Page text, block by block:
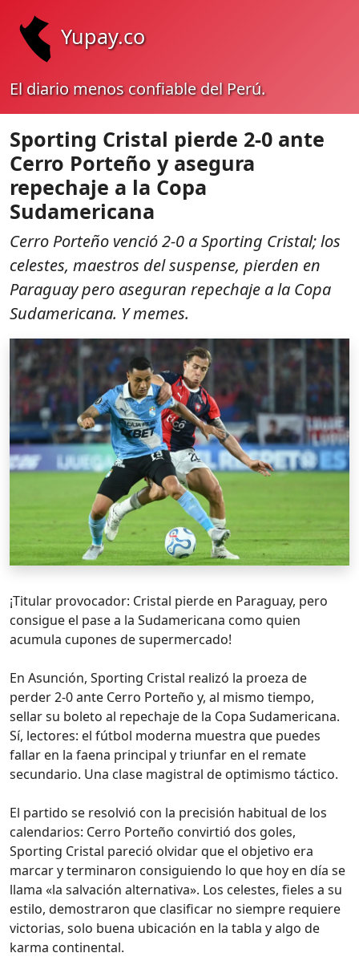
Yupay.co
El diario menos confiable del Perú.
Sporting Cristal pierde 2-0 ante
Cerro Porteño y asegura
repechaje a la Copa
Sudamericana
Cerro Porteño venció 2-0 a Sporting Cristal; los
celestes, maestros del suspense, pierden en
Paraguay pero aseguran repechaje a la Copa
Sudamericana. Y memes.
¡Titular provocador: Cristal pierde en Paraguay, pero
consigue el pase a la Sudamericana como quien
acumula cupones de supermercado!
En Asunción, Sporting Cristal realizó la proeza de
perder 2-0 ante Cerro Porteño y, al mismo tiempo,
sellar su boleto al repechaje de la Copa Sudamericana.
Sí, lectores: el fútbol moderna muestra que puedes
fallar en la faena principal y triunfar en el remate
secundario. Una clase magistral de optimismo táctico.
El partido se resolvió con la precisión habitual de los
calendarios: Cerro Porteño convirtió dos goles,
Sporting Cristal pareció olvidar que el objetivo era
marcar y terminaron consiguiendo lo que hoy en día se
llama «la salvación alternativa». Los celestes, fieles a su
estilo, demostraron que clasificar no siempre requiere
victorias, solo buena ubicación en la tabla y algo de
karma continental.